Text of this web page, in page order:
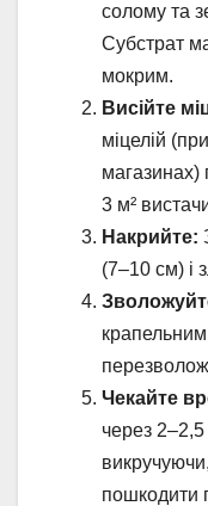
солому та
Субстрат
мокрим.
Висійте
міцелій
магазинах)
3 м²
Накрийте:
(7–10 см) і
Чекайте
через 2–2,5
пошкодити